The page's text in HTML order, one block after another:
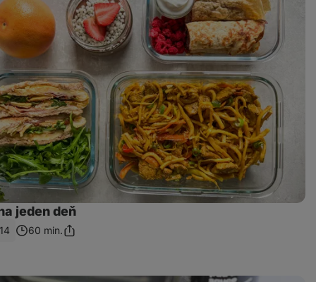
jeden deň
60 min.Zdieľať